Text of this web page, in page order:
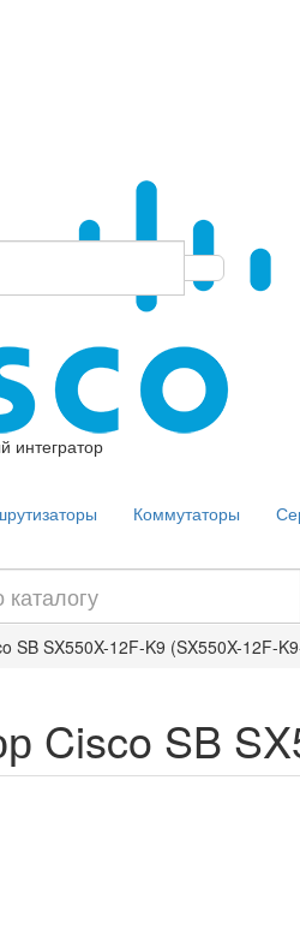
интегратор
Коммутаторы
SB SX550X-12F-K9 (SX550X-12F-
Cisco SB